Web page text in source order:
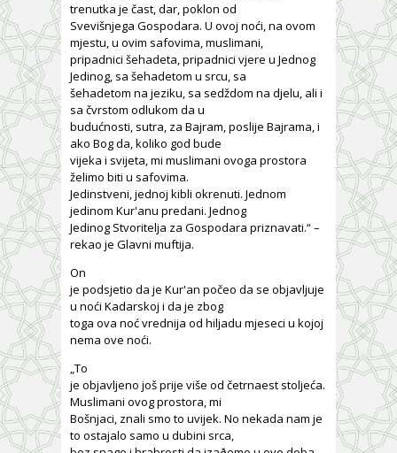
trenutka je čast, dar, poklon od
Svevišnjega Gospodara. U ovoj noći, na ovom
mjestu, u ovim safovima, muslimani,
pripadnici šehadeta, pripadnici vjere u Jednog
Jedinog, sa šehadetom u srcu, sa
šehadetom na jeziku, sa sedždom na djelu, ali i
sa čvrstom odlukom da u
budućnosti, sutra, za Bajram, poslije Bajrama, i
ako Bog da, koliko god bude
vijeka i svijeta, mi muslimani ovoga prostora
želimo biti u safovima.
Jedinstveni, jednoj kibli okrenuti. Jednom
jedinom Kur'anu predani. Jednog
Jedinog Stvoritelja za Gospodara priznavati.“ –
rekao je Glavni muftija.
On
je podsjetio da je Kur'an počeo da se objavljuje
u noći Kadarskoj i da je zbog
toga ova noć vrednija od hiljadu mjeseci u kojoj
nema ove noći.
„To
je objavljeno još prije više od četrnaest stoljeća.
Muslimani ovog prostora, mi
Bošnjaci, znali smo to uvijek. No nekada nam je
to ostajalo samo u dubini srca,